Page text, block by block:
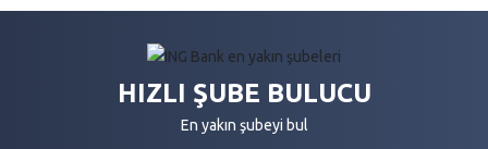
HIZLI ŞUBE BULUCU
En yakın şubeyi bul